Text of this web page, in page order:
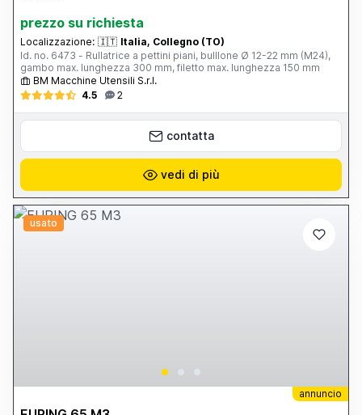
prezzo su richiesta
Localizzazione: 🇮🇹 Italia, Collegno (TO)
Id. no. 6473 - Rullatrice a pettini piani, bulllone Ø 12-22 mm (M24),
gambo max. lunghezza 300 mm, filetto max. lunghezza 150 mm
BM Macchine Utensili S.r.l.
4.5
2
contatta
vedi di più
usato
annuncio